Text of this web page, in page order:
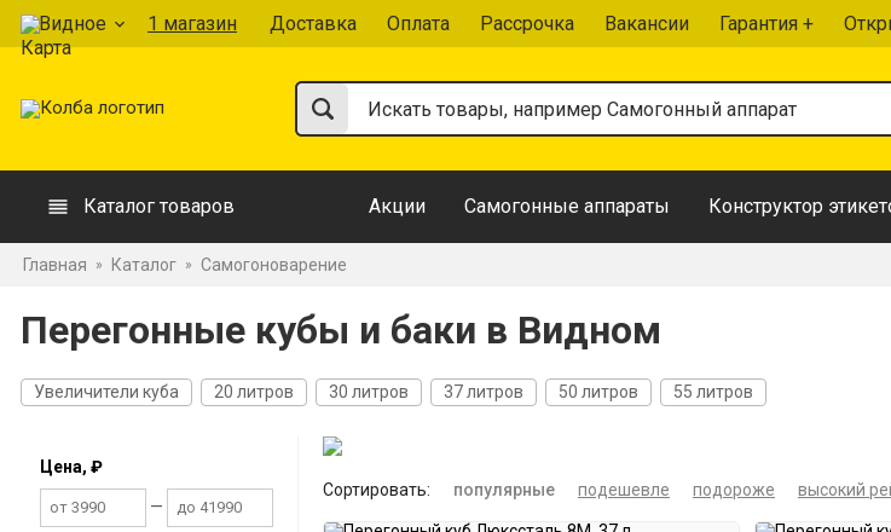
Видное 1 магазин Доставка Оплата Рассрочка Вакансии Гарантия +
Каталог товаров Акции Самогонные аппараты Конструктор
Главная » Каталог » Самогоноварение
Перегонные кубы и баки в Видном
Увеличители куба 20 литров 30 литров 37 литров 50 литров 55 литров
Цена, ₽
—
Сортировать: популярные подешевле подороже высокий